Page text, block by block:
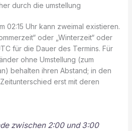
durch die umstellung
02:15 Uhr kann zweimal existieren.
oder „Winterzeit“ oder
für die Dauer des Termins. Für
ohne Umstellung (zum
behalten ihren Abstand; in den
erst mit deren
zwischen 2:00 und 3:00